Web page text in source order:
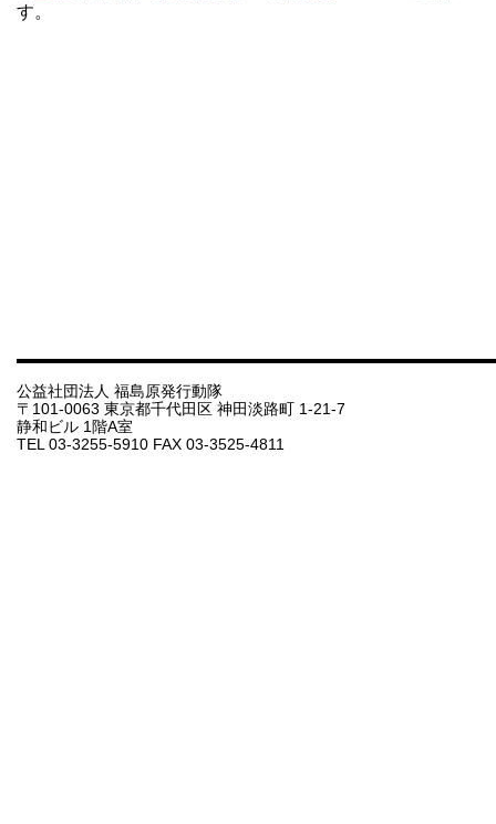
す。
公益社団法人 福島原発行動隊
〒101-0063 東京都千代田区 神田淡路町 1-21-7
静和ビル 1階A室
TEL 03-3255-5910 FAX 03-3525-4811